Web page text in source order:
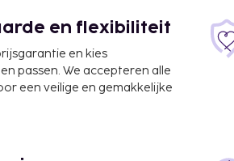
en flexibiliteit
en kies
passen. We accepteren alle
een veilige en gemakkelijke